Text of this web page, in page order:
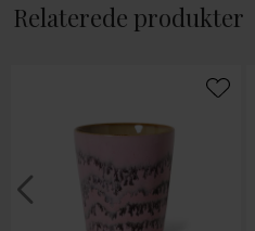
Relaterede produkter